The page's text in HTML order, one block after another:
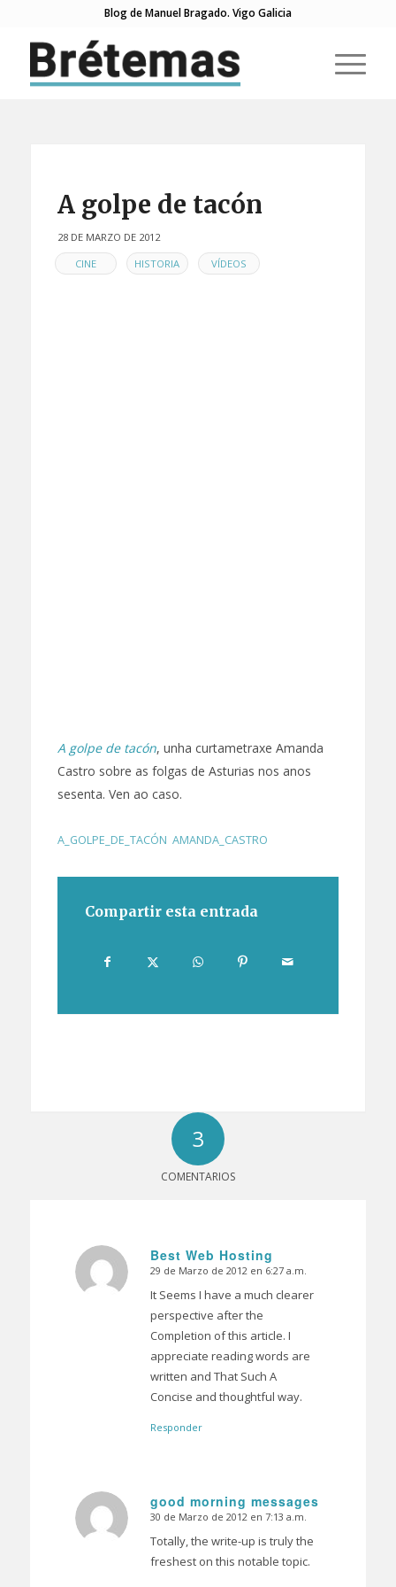
Blog de Manuel Bragado. Vigo Galicia
A golpe de tacón
28 DE MARZO DE 2012
EN
CINE , HISTORIA , VÍDEOS
A golpe de tacón, unha curtametraxe Amanda
Castro sobre as folgas de Asturias nos anos
sesenta. Ven ao caso.
A_GOLPE_DE_TACÓN AMANDA_CASTRO
Compartir esta entrada
3
COMENTARIOS
Best Web Hosting
Dice:
29 de Marzo de 2012 en 6:27 a.m.
It Seems I have a much clearer
perspective after the
Completion of this article. I
appreciate reading words are
written and That Such A
Concise and thoughtful way.
Responder
good morning messages
Dice:
30 de Marzo de 2012 en 7:13 a.m.
Totally, the write-up is truly the
freshest on this notable topic.